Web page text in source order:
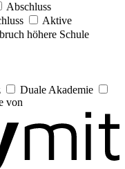
Abschluss
Aktive
höhere Schule
Duale Akademie
von